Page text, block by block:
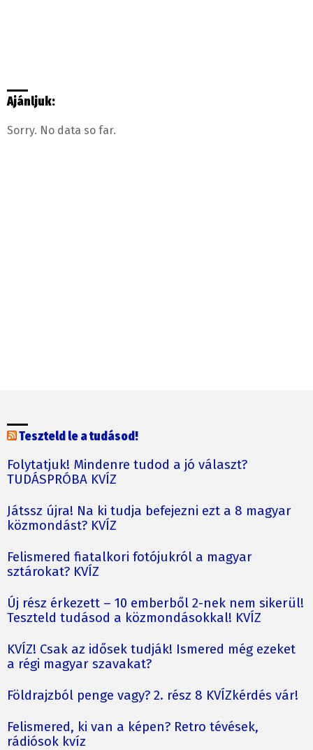
Ajánljuk:
Sorry. No data so far.
Teszteld le a tudásod!
Folytatjuk! Mindenre tudod a jó választ?
TUDÁSPRÓBA KVÍZ
Játssz újra! Na ki tudja befejezni ezt a 8 magyar
közmondást? KVÍZ
Felismered fiatalkori fotójukról a magyar
sztárokat? KVÍZ
Új rész érkezett – 10 emberből 2-nek nem sikerül!
Teszteld tudásod a közmondásokkal! KVÍZ
KVÍZ! Csak az idősek tudják! Ismered még ezeket
a régi magyar szavakat?
Földrajzból penge vagy? 2. rész 8 KVÍZkérdés vár!
Felismered, ki van a képen? Retro tévések,
rádiósok kvíz